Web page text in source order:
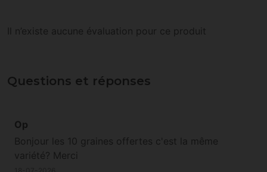
Il n’existe aucune évaluation pour ce produit
Questions et réponses
Op
Bonjour les 10 graines offertes c'est la même
variété? Merci